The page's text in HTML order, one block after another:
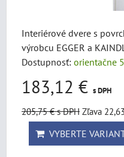
Interiérové dvere s
výrobcu EGGER a
Dostupnosť: orientačne
183,12 € s DPH
205,75 €s DPH Zľava
VYBERTE